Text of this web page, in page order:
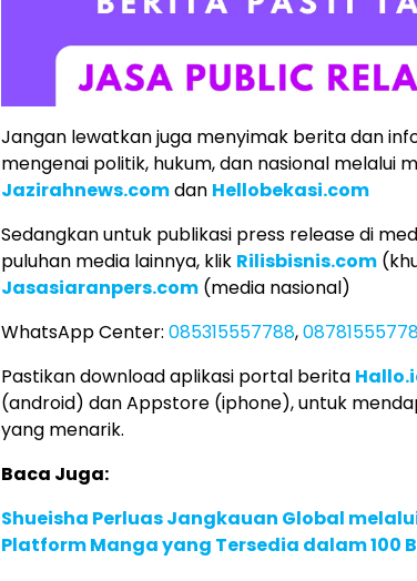
Jangan lewatkan juga menyimak berita dan
mengenai politik, hukum, dan nasional melalui
Jazirahnews.comdan Hellobekasi.com
Sedangkan untuk publikasi press release di
puluhan media lainnya, klik Rilisbisnis.com
Jasasiaranpers.com (media nasional)
WhatsApp Center: 085315557788,
Pastikan download aplikasi portal berita
(android) dan Appstore (iphone), untuk
yang menarik.
Baca Juga:
Shueisha Perluas Jangkauan Global melalui
Platform Manga yang Tersedia dalam 100